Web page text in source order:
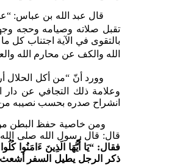
قال عبد الله بن عباس:
تقبل صلاته وصيامه وحجه
بالتقوى في الآية اجتناب كل
الله والكف عن محارم الله
وورد أنّ “من أكل الحلال
وعلامة ذلك التجافي عن دار
انشراح صدره بحسب نصيبه من
ومن خاصية حفظ البطن من
قال: قال رسول الله صلى
فقال: “يَا أَيُّهَا الَذِينَ ءَامَنُوا
ذكر الرجل يطيل السفر أشعث